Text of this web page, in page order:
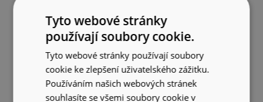
Tyto webové stránky
používají soubory cookie.
Tyto webové stránky používají soubory
cookie ke zlepšení uživatelského zážitku.
Používáním našich webových stránek
souhlasíte se všemi soubory cookie v